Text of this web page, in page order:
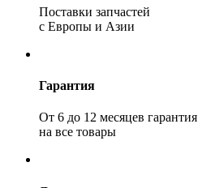
Поставки запчастей
с Европы и Азии
Гарантия
От 6 до 12 месяцев гарантия
на все товары